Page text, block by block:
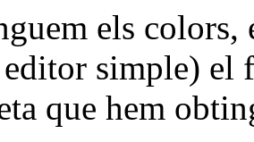
els colors,
simple) el
que hem